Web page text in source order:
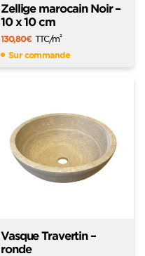
Zellige marocain Noir –
10 x 10 cm
130,80€ TTC/m2
Sur commande
Vasque Travertin –
ronde